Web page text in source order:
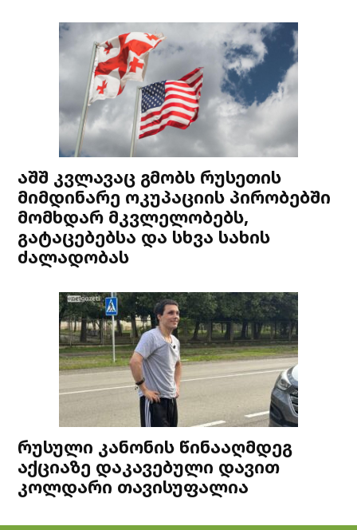
აშშ კვლავაც გმობს რუსეთის
მიმდინარე ოკუპაციის პირობებში
მომხდარ მკვლელობებს,
გატაცებებსა და სხვა სახის
ძალადობას
რუსული კანონის წინააღმდეგ
აქციაზე დაკავებული დავით
კოლდარი თავისუფალია